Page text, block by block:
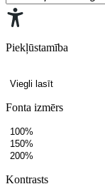
Piekļūstamība
Viegli lasīt
Fonta izmērs
100%
150%
200%
Kontrasts